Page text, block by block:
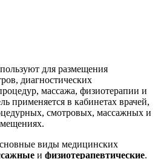
для размещения
диагностических
массажа, физиотерапии и
применяется в кабинетах врачей,
смотровых, массажных и
виды медицинских
и физиотерапевтические.